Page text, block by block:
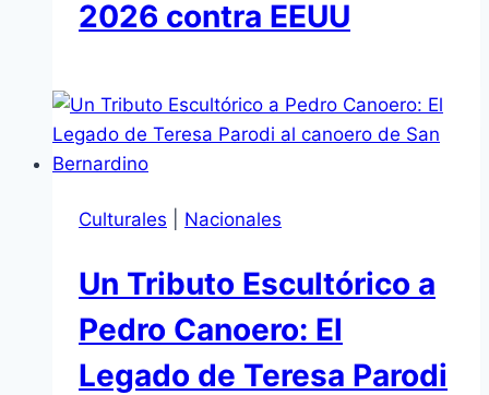
2026 contra EEUU
Culturales Nacionales
Un Tributo Escultórico a
Pedro Canoero: El
Legado de Teresa Parodi